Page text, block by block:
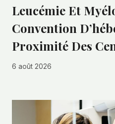
Leucémie Et
Convention
Proximité Des
6 août 2026